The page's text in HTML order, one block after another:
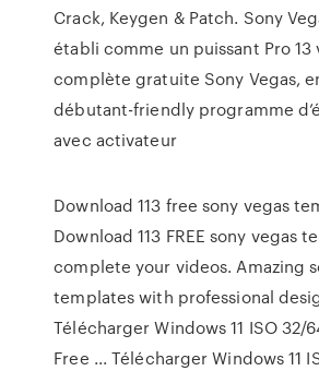
Crack, Keygen & Patch. Sony
établi comme un puissant Pro 13
complète gratuite Sony Vegas,
débutant-friendly programme
avec activateur
Download 113 free sony vegas
Download 113 FREE sony vegas
complete your videos. Amazing
templates with professional
Télécharger Windows 11 ISO 32/
Free ... Télécharger Windows 11